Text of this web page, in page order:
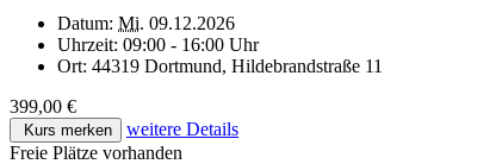
Datum: Mi. 09.12.2026
Uhrzeit: 09:00 - 16:00 Uhr
Ort: 44319 Dortmund, Hildebrandstraße 11
399,00 €
Kurs merken
weitere Details
Freie Plätze vorhanden